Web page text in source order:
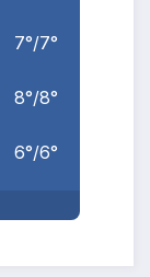
7°/7°
8°/8°
6°/6°